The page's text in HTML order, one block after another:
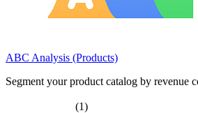
ABC Analysis (Products)
Segment your product catalog by revenue
(1)